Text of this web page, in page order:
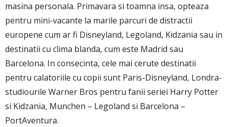
masina personala. Primavara si toamna insa, opteaza
pentru mini-vacante la marile parcuri de distractii
europene cum ar fi Disneyland, Legoland, Kidzania sau in
destinatii cu clima blanda, cum este Madrid sau
Barcelona. In consecinta, cele mai cerute destinatii
pentru calatoriile cu copii sunt Paris-Disneyland, Londra-
studiourile Warner Bros pentru fanii seriei Harry Potter
si Kidzania, Munchen – Legoland si Barcelona –
PortAventura.